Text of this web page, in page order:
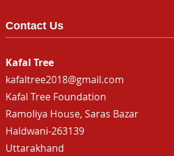
Contact Us
Kafal Tree
kafaltree2018@gmail.com
Kafal Tree Foundation
Ramoliya House, Saras Bazar
Haldwani-263139
Uttarakhand